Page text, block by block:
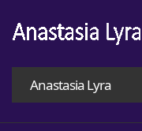
Anastasia Lyra